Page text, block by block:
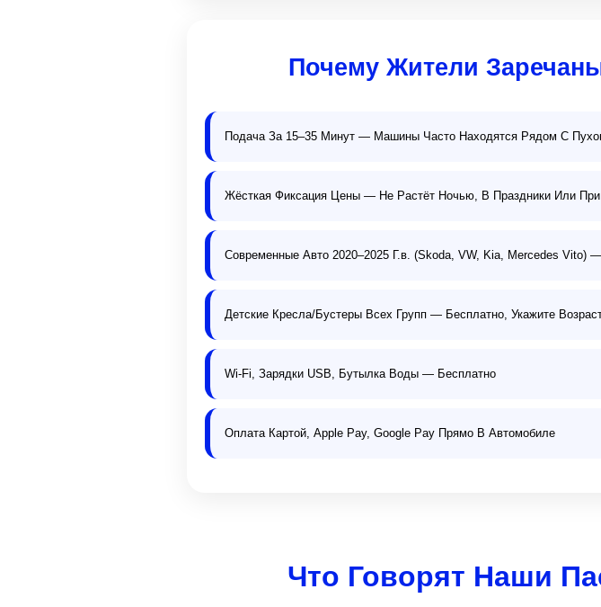
Почему Жители
Подача За 15–35 Минут — Машины Часто Находятся Рядом С
Жёсткая Фиксация Цены — Не Растёт Ночью, В Праздники Или
Современные Авто 2020–2025 Г.в. (Skoda, VW, Kia, Mercedes Vito)
Детские Кресла/Бустеры Всех Групп — Бесплатно, Укажите
Wi-Fi, Зарядки USB, Бутылка Воды — Бесплатно
Оплата Картой, Apple Pay, Google Pay Прямо В Автомобиле
Что Говорят Наши